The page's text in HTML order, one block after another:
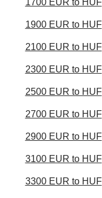
1700 EUR to HUF
1900 EUR to HUF
2100 EUR to HUF
2300 EUR to HUF
2500 EUR to HUF
2700 EUR to HUF
2900 EUR to HUF
3100 EUR to HUF
3300 EUR to HUF